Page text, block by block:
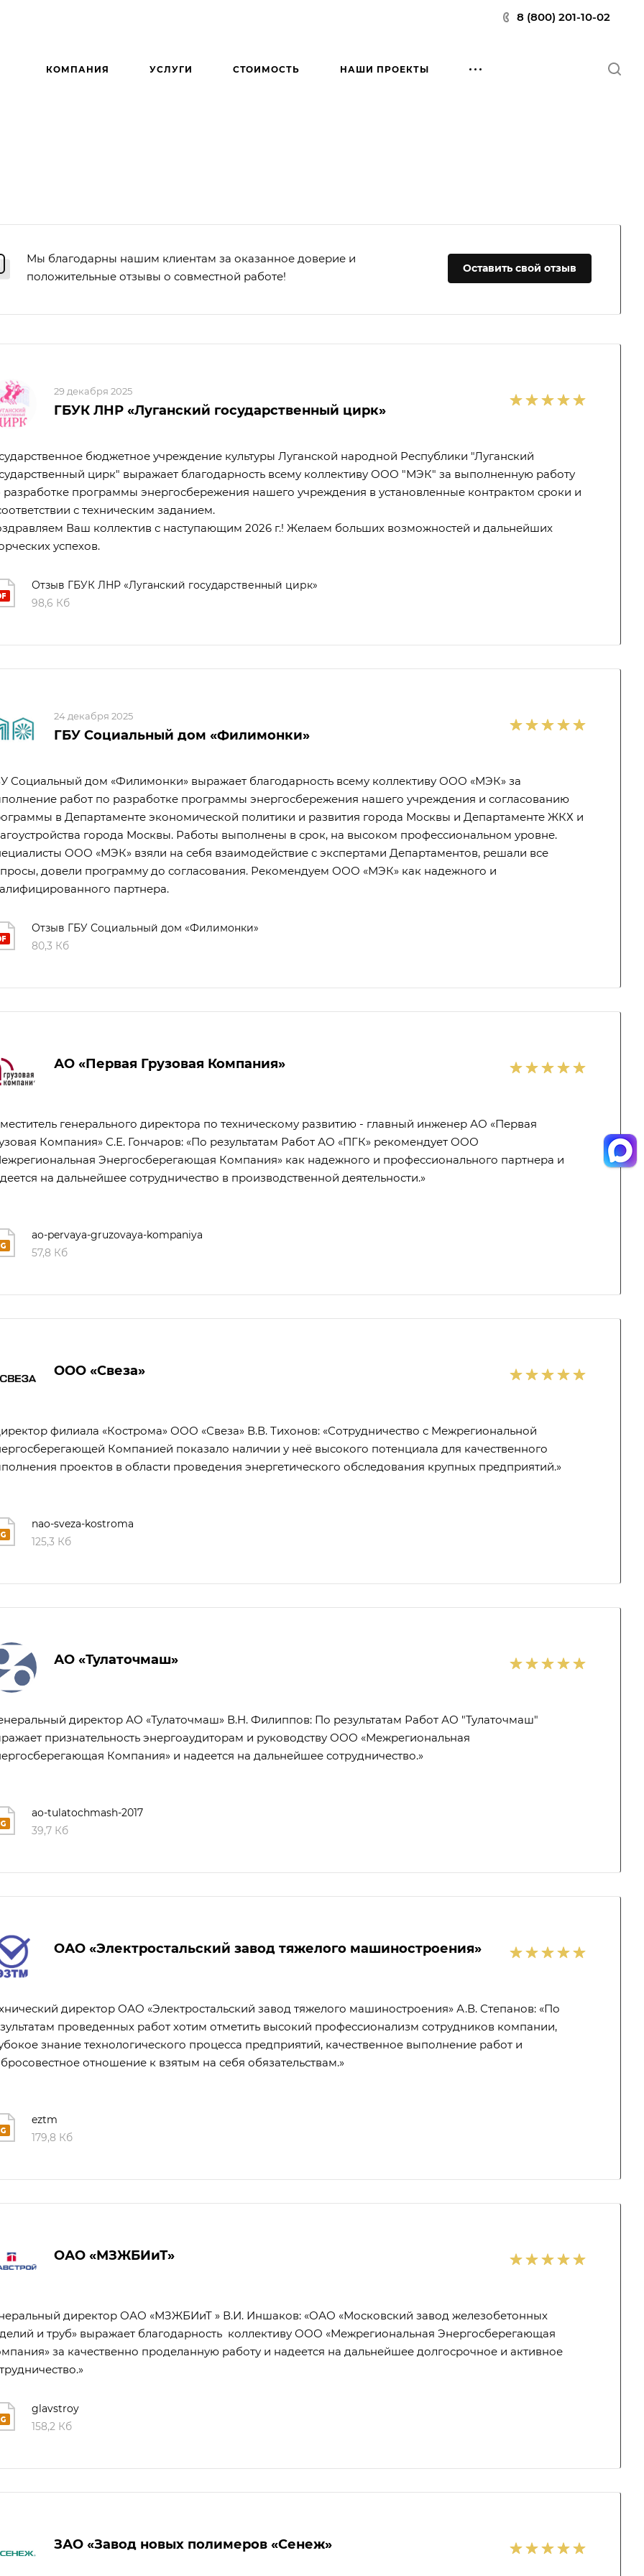
8 (800) 201-10-02
КОМПАНИЯ УСЛУГИ СТОИМОСТЬ НАШИ ПРОЕКТЫ
Мы благодарны нашим клиентам за оказанное доверие и
положительные отзывы о совместной работе!
Оставить свой отзыв
29 декабря 2025
ГБУК ЛНР «Луганский государственный цирк»
бюджетное учреждение культуры Луганской народной Республики "Луганский
цирк" выражает благодарность всему коллективу ООО "МЭК" за выполненную работу
разработке программы энергосбережения нашего учреждения в установленные контрактом сроки и
с техническим заданием.
Ваш коллектив с наступающим 2026 г.! Желаем больших возможностей и дальнейших
успехов.
Отзыв ГБУК ЛНР «Луганский государственный цирк»
98,6 Кб
24 декабря 2025
ГБУ Социальный дом «Филимонки»
Социальный дом «Филимонки» выражает благодарность всему коллективу ООО «МЭК» за
работ по разработке программы энергосбережения нашего учреждения и согласованию
в Департаменте экономической политики и развития города Москвы и Департаменте ЖКХ и
города Москвы. Работы выполнены в срок, на высоком профессиональном уровне.
ООО «МЭК» взяли на себя взаимодействие с экспертами Департаментов, решали все
довели программу до согласования. Рекомендуем ООО «МЭК» как надежного и
партнера.
Отзыв ГБУ Социальный дом «Филимонки»
80,3 Кб
АО «Первая Грузовая Компания»
генерального директора по техническому развитию - главный инженер АО «Первая
Компания» С.Е. Гончаров: «По результатам Работ АО «ПГК» рекомендует ООО
Энергосберегающая Компания» как надежного и профессионального партнера и
на дальнейшее сотрудничество в производственной деятельности.»
ao-pervaya-gruzovaya-kompaniya
57,8 Кб
ООО «Свеза»
филиала «Кострома» ООО «Свеза» В.В. Тихонов: «Сотрудничество с Межрегиональной
Компанией показало наличии у неё высокого потенциала для качественного
проектов в области проведения энергетического обследования крупных предприятий.»
nao-sveza-kostroma
125,3 Кб
АО «Тулаточмаш»
директор АО «Тулаточмаш» В.Н. Филиппов: По результатам Работ АО "Тулаточмаш"
признательность энергоаудиторам и руководству ООО «Межрегиональная
Компания» и надеется на дальнейшее сотрудничество.»
ao-tulatochmash-2017
39,7 Кб
ОАО «Электростальский завод тяжелого машиностроения»
директор ОАО «Электростальский завод тяжелого машиностроения» А.В. Степанов: «По
проведенных работ хотим отметить высокий профессионализм сотрудников компании,
знание технологического процесса предприятий, качественное выполнение работ и
отношение к взятым на себя обязательствам.»
eztm
179,8 Кб
ОАО «МЗЖБИиТ»
директор ОАО «МЗЖБИиТ » В.И. Иншаков: «ОАО «Московский завод железобетонных
и труб» выражает благодарность коллективу ООО «Межрегиональная Энергосберегающая
за качественно проделанную работу и надеется на дальнейшее долгосрочное и активное
glavstroy
158,2 Кб
ЗАО «Завод новых полимеров «Сенеж»